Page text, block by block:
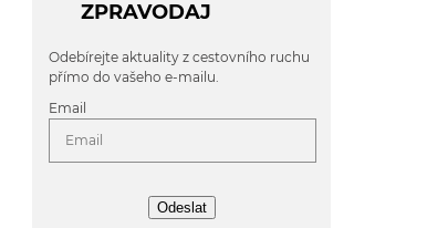
ZPRAVODAJ
Odebírejte aktuality z cestovního ruchu
přímo do vašeho e-mailu.
Email
Odeslat